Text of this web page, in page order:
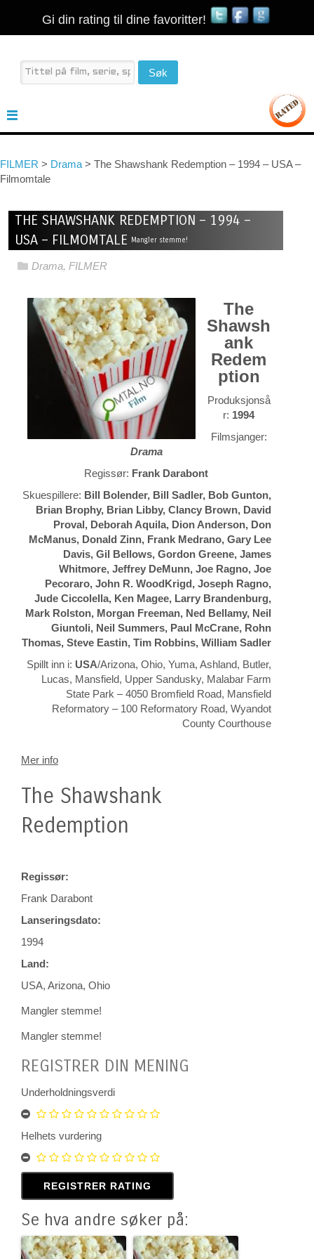
Gi din rating til dine favoritter!
FILMER > Drama > The Shawshank Redemption – 1994 – USA –
Filmomtale
THE SHAWSHANK REDEMPTION – 1994 –
USA – FILMOMTALE
Mangler stemme!
Drama, FILMER
The
Shawsh
ank
Redem
ption
Produksjonså
r: 1994
Filmsjanger:
Drama
Regissør: Frank Darabont
Skuespillere: Bill Bolender, Bill Sadler, Bob Gunton,
Brian Brophy, Brian Libby, Clancy Brown, David
Proval, Deborah Aquila, Dion Anderson, Don
McManus, Donald Zinn, Frank Medrano, Gary Lee
Davis, Gil Bellows, Gordon Greene, James
Whitmore, Jeffrey DeMunn, Joe Ragno, Joe
Pecoraro, John R. WoodKrigd, Joseph Ragno,
Jude Ciccolella, Ken Magee, Larry Brandenburg,
Mark Rolston, Morgan Freeman, Ned Bellamy, Neil
Giuntoli, Neil Summers, Paul McCrane, Rohn
Thomas, Steve Eastin, Tim Robbins, William Sadler
Spillt inn i: USA/Arizona, Ohio, Yuma, Ashland, Butler,
Lucas, Mansfield, Upper Sandusky, Malabar Farm
State Park – 4050 Bromfield Road, Mansfield
Reformatory – 100 Reformatory Road, Wyandot
County Courthouse
Mer info
The Shawshank
Redemption
Regissør:
Frank Darabont
Lanseringsdato:
1994
Land:
USA, Arizona, Ohio
Mangler stemme!
Mangler stemme!
REGISTRER DIN MENING
Underholdningsverdi
Helhets vurdering
Se hva andre søker på: